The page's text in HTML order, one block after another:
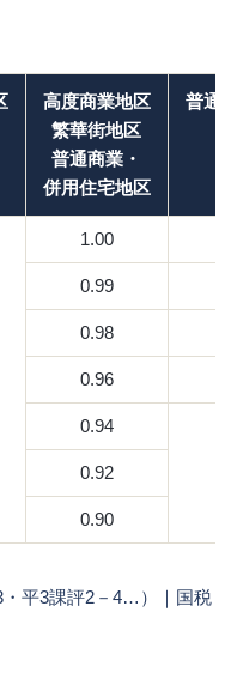
高度商業地区
繁華街地区
普通商業・
併用住宅地区
普通
1.00
0.99
0.98
0.96
0.94
0.92
0.90
・平3課評2－4…）｜国税